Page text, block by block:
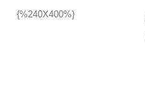
{%240X400%}